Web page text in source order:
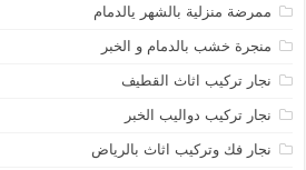
ممرضة منزلية بالشهر يالدمام
منجرة خشب بالدمام و الخبر
نجار تركيب اثاث القطيف
نجار تركيب دواليب الخبر
نجار فك وتركيب اثاث بالرياض